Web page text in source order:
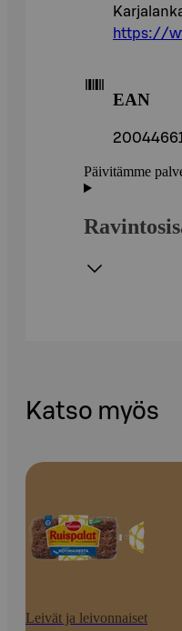
https://
EAN
Päivitämme
Katso myös
Leivät ja leivonnaiset